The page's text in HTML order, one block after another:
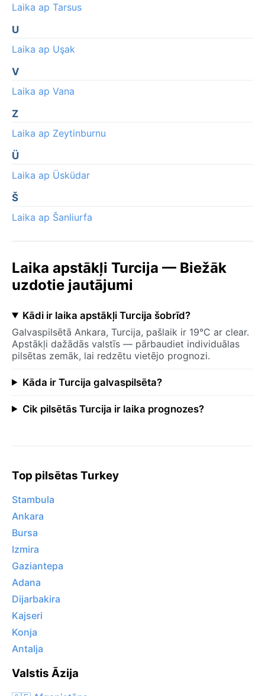
Laika ap Tarsus
U
Laika ap Uşak
V
Laika ap Vana
Z
Laika ap Zeytinburnu
Ü
Laika ap Üsküdar
Š
Laika ap Šanliurfa
Laika apstākļi Turcija — Biežāk
uzdotie jautājumi
Kādi ir laika apstākļi Turcija šobrīd?
Galvaspilsētā Ankara, Turcija, pašlaik ir 19°C ar clear.
Apstākļi dažādās valstīs — pārbaudiet individuālas
pilsētas zemāk, lai redzētu vietējo prognozi.
Kāda ir Turcija galvaspilsēta?
Cik pilsētās Turcija ir laika prognozes?
Top pilsētas Turkey
Stambula
Ankara
Bursa
Izmira
Gaziantepa
Adana
Dijarbakira
Kajseri
Konja
Antalja
Valstis Āzija